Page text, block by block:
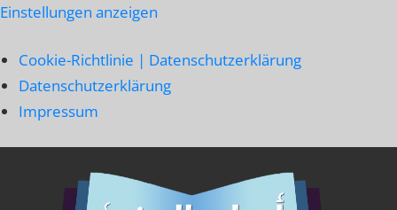
Einstellungen anzeigen
Cookie-Richtlinie | Datenschutzerklärung
Datenschutzerklärung
Impressum